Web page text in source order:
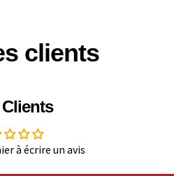
clients
à écrire un avis